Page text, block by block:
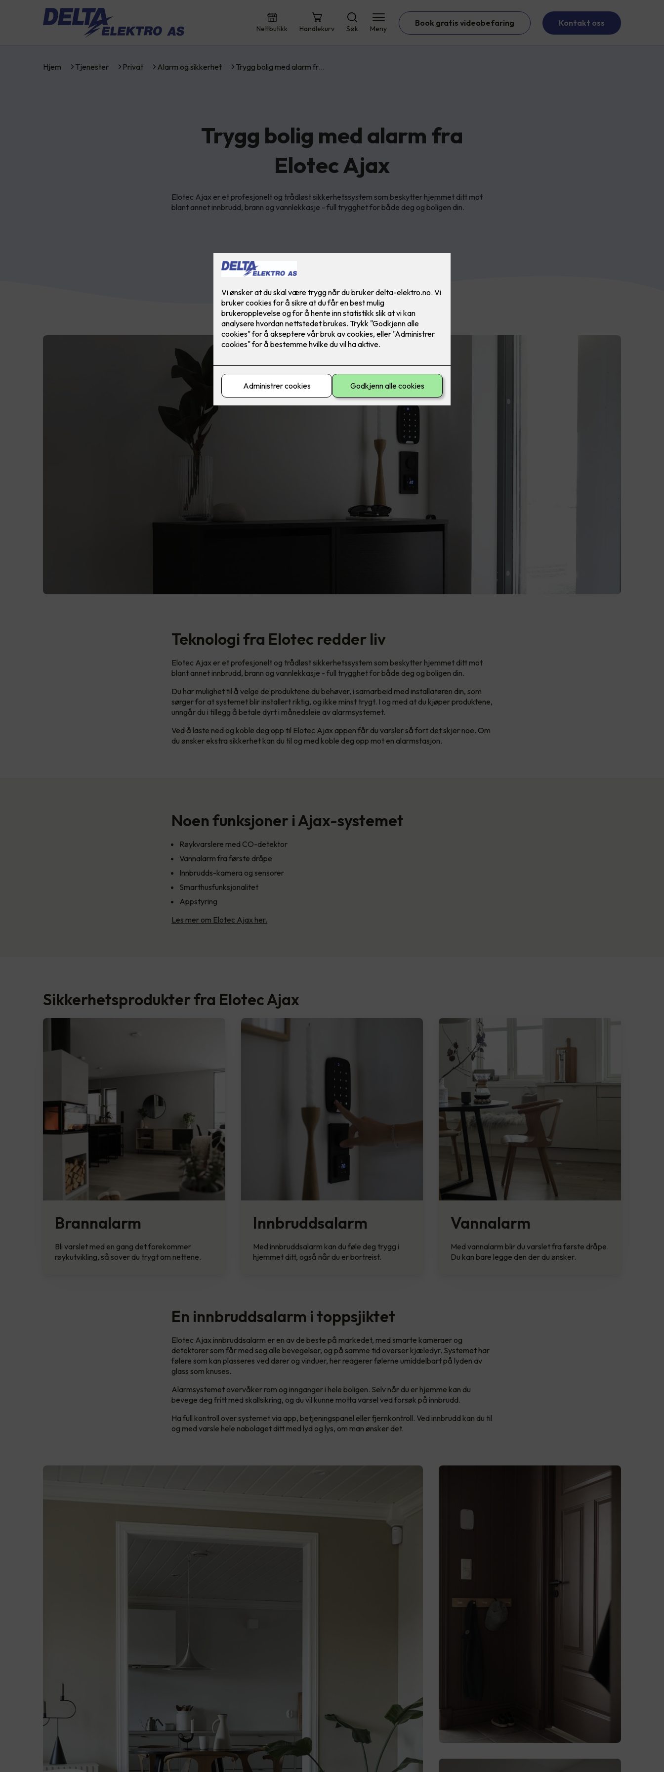
Nettbutikk Handlekurv Søk Meny
Book gratis videobefaring Kontakt oss
Hjem Tjenester Privat Alarm og sikkerhet Trygg bolig med alarm fr…
Trygg bolig med alarm fra
Elotec Ajax
Elotec Ajax er et profesjonelt og trådløst sikkerhetssystem som beskytter hjemmet ditt mot
blant annet innbrudd, brann og vannlekkasje - full trygghet for både deg og boligen din.
Teknologi fra Elotec redder liv
Elotec Ajax er et profesjonelt og trådløst sikkerhetssystem som beskytter hjemmet ditt mot
blant annet innbrudd, brann og vannlekkasje - full trygghet for både deg og boligen din.
Du har mulighet til å velge de produktene du behøver, i samarbeid med installatøren din, som
sørger for at systemet blir installert riktig, og ikke minst trygt. I og med at du kjøper produktene,
unngår du i tillegg å betale dyrt i månedsleie av alarmsystemet.
Ved å laste ned og koble deg opp til Elotec Ajax appen får du varsler så fort det skjer noe. Om
du ønsker ekstra sikkerhet kan du til og med koble deg opp mot en alarmstasjon.
Noen funksjoner i Ajax-systemet
Røykvarslere med CO-detektor
Vannalarm fra første dråpe
Innbrudds-kamera og sensorer
Smarthusfunksjonalitet
Appstyring
Les mer om Elotec Ajax her.
Sikkerhetsprodukter fra Elotec Ajax
Brannalarm
Bli varslet med en gang det forekommer
røykutvikling, så sover du trygt om nettene.
Innbruddsalarm
Med innbruddsalarm kan du føle deg trygg i
hjemmet ditt, også når du er bortreist.
Vannalarm
Med vannalarm blir du varslet fra første dråpe.
Du kan bare legge den der du ønsker.
En innbruddsalarm i toppsjiktet
Elotec Ajax innbruddsalarm er en av de beste på markedet, med smarte kameraer og
detektorer som får med seg alle bevegelser, og på samme tid overser kjæledyr. Systemet har
følere som kan plasseres ved dører og vinduer, her reagerer følerne umiddelbart på lyden av
glass som knuses.
Alarmsystemet overvåker rom og innganger i hele boligen. Selv når du er hjemme kan du
bevege deg fritt med skallsikring, og du vil kunne motta varsel ved forsøk på innbrudd.
Ha full kontroll over systemet via app, betjeningspanel eller fjernkontroll. Ved innbrudd kan du til
og med varsle hele nabolaget ditt med lyd og lys, om man ønsker det.